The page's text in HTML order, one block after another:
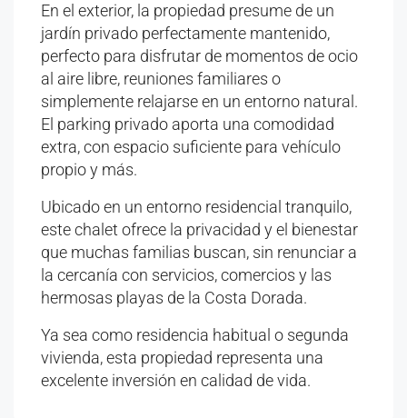
En el exterior, la propiedad presume de un
jardín privado perfectamente mantenido,
perfecto para disfrutar de momentos de ocio
al aire libre, reuniones familiares o
simplemente relajarse en un entorno natural.
El parking privado aporta una comodidad
extra, con espacio suficiente para vehículo
propio y más.
Ubicado en un entorno residencial tranquilo,
este chalet ofrece la privacidad y el bienestar
que muchas familias buscan, sin renunciar a
la cercanía con servicios, comercios y las
hermosas playas de la Costa Dorada.
Ya sea como residencia habitual o segunda
vivienda, esta propiedad representa una
excelente inversión en calidad de vida.